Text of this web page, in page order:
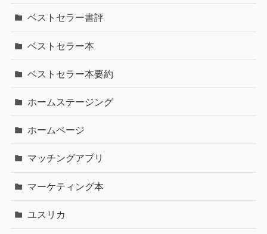
ベストセラー書評
ベストセラー本
ベストセラー本要約
ホームステージング
ホームページ
マッチングアプリ
マーケティング本
ユスリカ